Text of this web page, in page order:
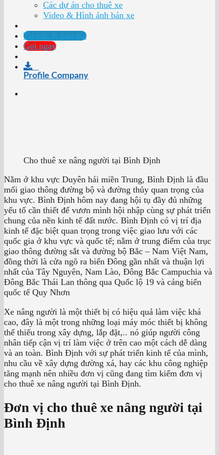
Các dự án cho thuê xe
Video & Hình ảnh bán xe
Tư vấn & báo giá
Gọi ngay
Profile Company
Cho thuê xe nâng người tại Bình Định
Nằm ở khu vực Duyên hải miền Trung, Bình Định là đầu
mối giao thông đường bộ và đường thủy quan trọng của
khu vực. Bình Định hôm nay đang hội tụ đầy đủ những
yếu tố cần thiết để vươn mình hội nhập cùng sự phát triển
chung của nền kinh tế đất nước. Bình Định có vị trí địa
kinh tế đặc biệt quan trọng trong việc giao lưu với các
quốc gia ở khu vực và quốc tế; nằm ở trung điểm của trục
giao thông đường sắt và đường bộ Bắc – Nam Việt Nam,
đồng thời là cửa ngõ ra biển Đông gần nhất và thuận lợi
nhất của Tây Nguyên, Nam Lào, Đông Bắc Campuchia và
Đông Bắc Thái Lan thông qua Quốc lộ 19 và cảng biển
quốc tế Quy Nhơn
Xe nâng người là một thiết bị có hiệu quả làm việc khá
cao, đây là một trong những loại máy móc thiết bị không
thể thiếu trong xây dựng, lắp đặt,.. nó giúp người công
nhân tiếp cận vị trí làm việc ở trên cao một cách dễ dàng
và an toàn. Bình Định với sự phát triển kinh tế của mình,
nhu cầu về xây dựng đường xá, hay các khu công nghiệp
tăng mạnh nên nhiều đơn vị cũng đang tìm kiếm đơn vị
cho thuê xe nâng người tại Bình Định.
Đơn vị cho thuê xe nâng người tại
Bình Định